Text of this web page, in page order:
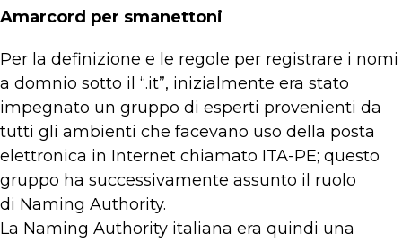
Amarcord per smanettoni
Per la definizione e le regole per registrare i nomi
a domnio sotto il “.it”, inizialmente era stato
impegnato un gruppo di esperti provenienti da
tutti gli ambienti che facevano uso della posta
elettronica in Internet chiamato ITA-PE; questo
gruppo ha successivamente assunto il ruolo
di Naming Authority.
La Naming Authority italiana era quindi una